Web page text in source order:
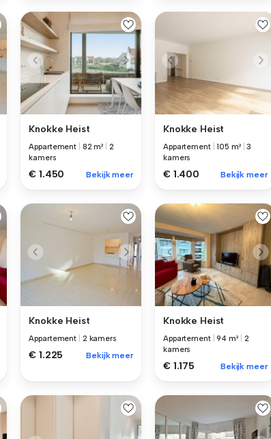
Knokke Heist
Appartement 82 m²
2
kamers
€ 1.450 Bekijk meer
Knokke Heist
Appartement |105 m² |3
kamers
€ 1.400 Bekijk meer
Knokke Heist
Appartement 2 kamers
€ 1.225 Bekijk meer
Knokke Heist
Appartement |94 m²
2
kamers
€ 1.175 Bekijk meer